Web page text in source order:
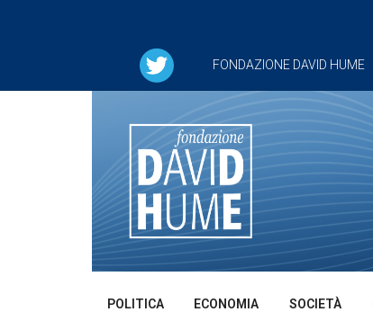
FONDAZIONE DAVID HUME
POLITICA ECONOMIA SOCIETÀ